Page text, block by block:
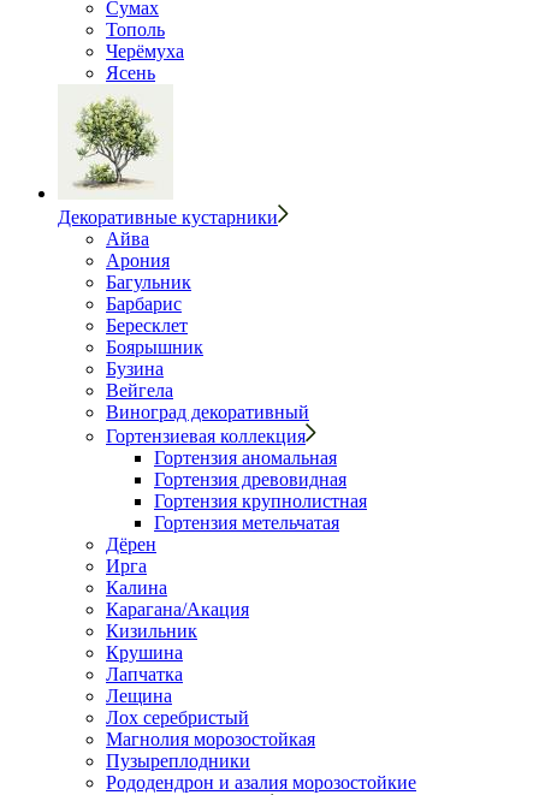
Сумах
Тополь
Черёмуха
Ясень
Декоративные кустарники
Айва
Арония
Багульник
Барбарис
Бересклет
Боярышник
Бузина
Вейгела
Виноград декоративный
Гортензиевая коллекция
Гортензия аномальная
Гортензия древовидная
Гортензия крупнолистная
Гортензия метельчатая
Дёрен
Ирга
Калина
Карагана/Акация
Кизильник
Крушина
Лапчатка
Лещина
Лох серебристый
Магнолия морозостойкая
Пузыреплодники
Рододендрон и азалия морозостойкие